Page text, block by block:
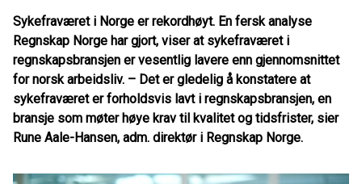
Sykefraværet i Norge er rekordhøyt. En fersk analyse
Regnskap Norge har gjort, viser at sykefraværet i
regnskapsbransjen er vesentlig lavere enn gjennomsnittet
for norsk arbeidsliv. – Det er gledelig å konstatere at
sykefraværet er forholdsvis lavt i regnskapsbransjen, en
bransje som møter høye krav til kvalitet og tidsfrister, sier
Rune Aale-Hansen, adm. direktør i Regnskap Norge.